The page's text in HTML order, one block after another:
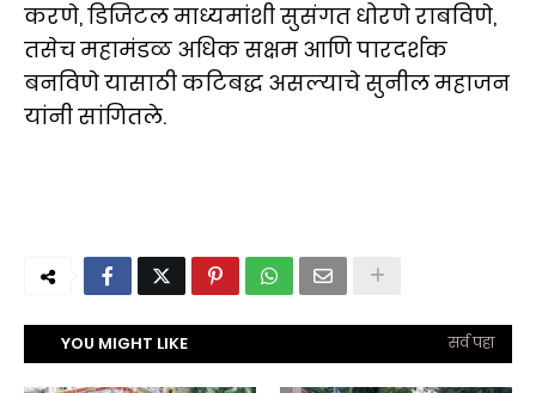
करणे, डिजिटल माध्यमांशी सुसंगत धोरणे राबविणे,
तसेच महामंडळ अधिक सक्षम आणि पारदर्शक
बनविणे यासाठी कटिबद्ध असल्याचे सुनील महाजन
यांनी सांगितले.
YOU MIGHT LIKE सर्व पहा